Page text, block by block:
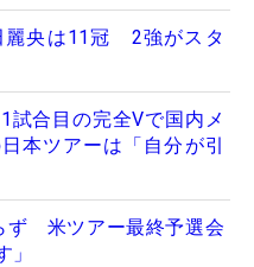
麗央は11冠 2強がスタ
試合目の完全Vで国内メ
本ツアーは「自分が引
ず 米ツアー最終予選会